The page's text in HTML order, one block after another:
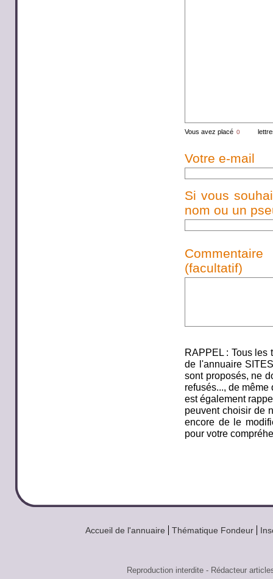
Vous avez placé
Votre e-mail
Si vous
nom ou un
(facultatif)
RAPPEL : Tous les
de l'annuaire
sont proposés, ne
refusés..., de
est également
peuvent choisir de
encore de le
pour votre
Accueil de l'annuaire Thématique Fondeur
Reproduction interdite - Rédacteur